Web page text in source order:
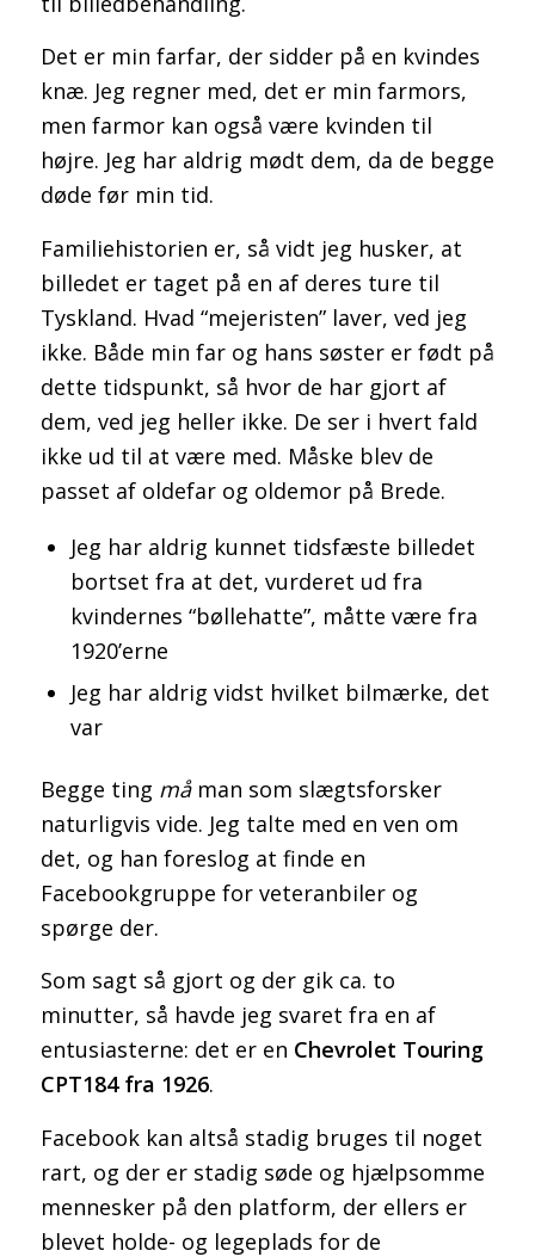
Det er min farfar, der sidder på en kvindes
knæ. Jeg regner med, det er min farmors,
men farmor kan også være kvinden til
højre. Jeg har aldrig mødt dem, da de begge
døde før min tid.
Familiehistorien er, så vidt jeg husker, at
billedet er taget på en af deres ture til
Tyskland. Hvad “mejeristen” laver, ved jeg
ikke. Både min far og hans søster er født på
dette tidspunkt, så hvor de har gjort af
dem, ved jeg heller ikke. De ser i hvert fald
ikke ud til at være med. Måske blev de
passet af oldefar og oldemor på Brede.
Jeg har aldrig kunnet tidsfæste billedet
bortset fra at det, vurderet ud fra
kvindernes “bøllehatte”, måtte være fra
1920’erne
Jeg har aldrig vidst hvilket bilmærke, det
var
Begge ting måman som slægtsforsker
naturligvis vide. Jeg talte med en ven om
det, og han foreslog at finde en
Facebookgruppe for veteranbiler og
spørge der.
Som sagt så gjort og der gik ca. to
minutter, så havde jeg svaret fra en af
entusiasterne: det er en Chevrolet Touring
CPT184 fra 1926.
Facebook kan altså stadig bruges til noget
rart, og der er stadig søde og hjælpsomme
mennesker på den platform, der ellers er
blevet holde- og legeplads for de